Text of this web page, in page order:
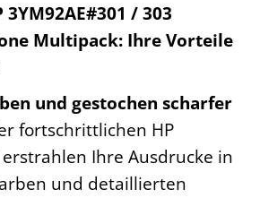
/ 303
Multipack: Ihre Vorteile
und gestochen scharfer
fortschrittlichen HP
Ihre Ausdrucke in
und detaillierten